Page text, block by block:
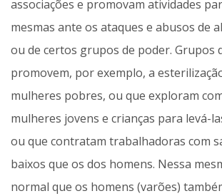
associações e promovam atividades
mesmas ante os ataques e abusos de
ou de certos grupos de poder. Grupos
promovem, por exemplo, a
mulheres pobres, ou que exploram
mulheres jovens e crianças para levá-
ou que contratam trabalhadoras com
baixos que os dos homens. Nessa
normal que os homens (varões)